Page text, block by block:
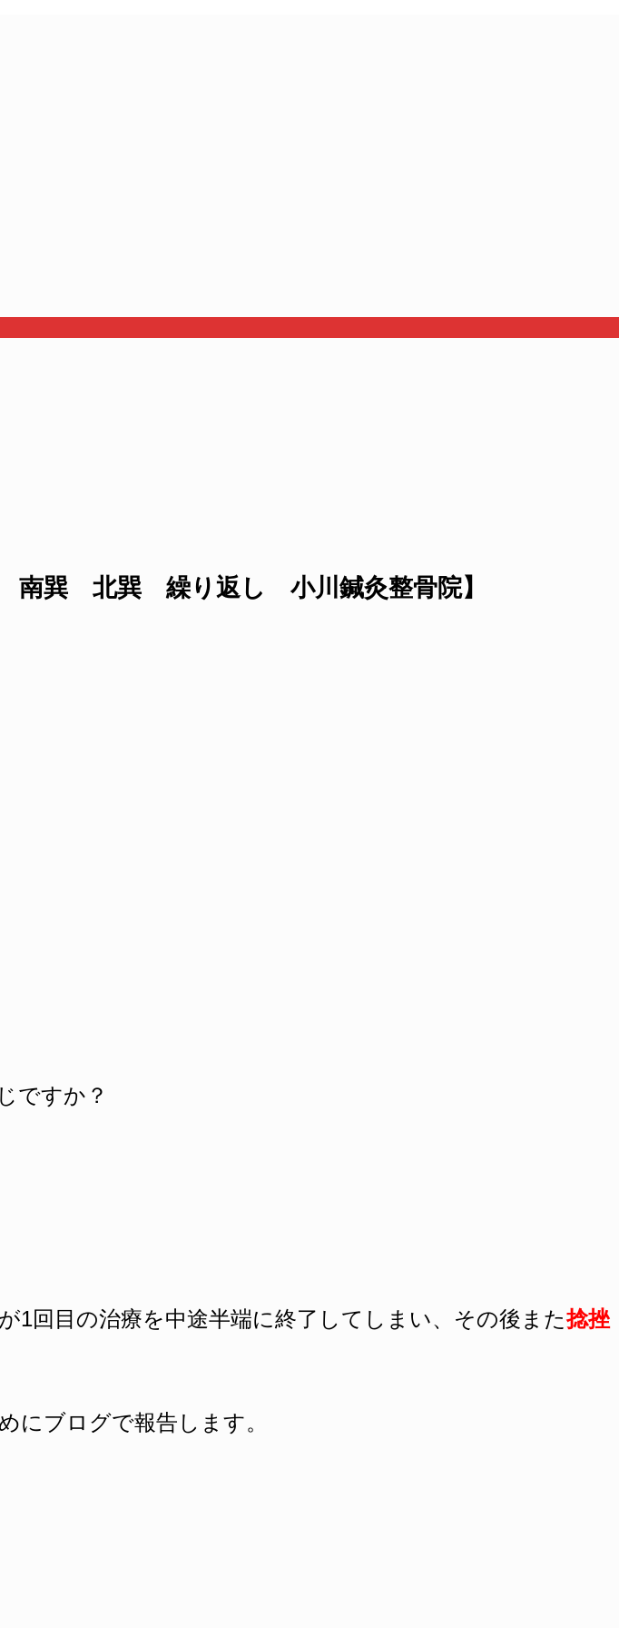
巽 北巽 繰り返し 小川鍼灸整骨院】
ですか？
1回目の治療を中途半端に終了してしまい、その後また捻挫
にブログで報告します。